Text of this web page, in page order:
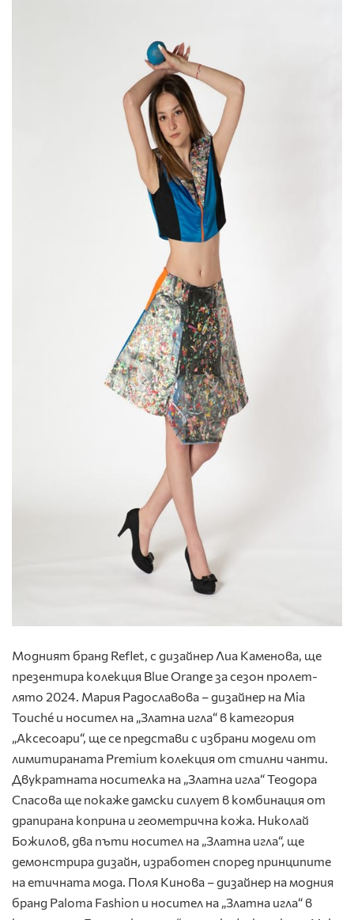
Модният бранд Reflet, с дизайнер Лиа Каменова, ще
презентира колекция Blue Orange за сезон пролет-
лято 2024. Мария Радославова – дизайнер на Mia
Touché и носител на „Златна игла“ в категория
„Аксесоари“, ще се представи с избрани модели от
лимитираната Premium колекция от стилни чанти.
Двукратната носителка на „Златна игла“ Теодора
Спасова ще покаже дамски силует в комбинация от
драпирана коприна и геометрична кожа. Николай
Божилов, два пъти носител на „Златна игла“, ще
демонстрира дизайн, изработен според принципите
на етичната мода. Поля Кинова – дизайнер на модния
бранд Paloma Fashion и носител на „Златна игла“ в